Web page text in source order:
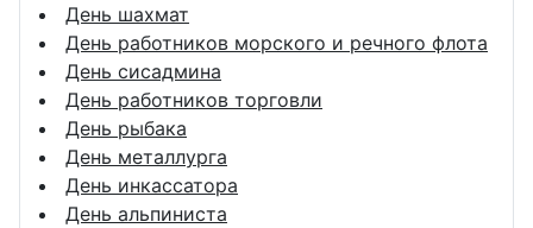
День шахмат
День работников морского и речного флота
День сисадмина
День работников торговли
День рыбака
День металлурга
День инкассатора
День альпиниста